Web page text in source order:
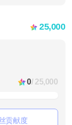
25,000
0/ 25,000
贡献度